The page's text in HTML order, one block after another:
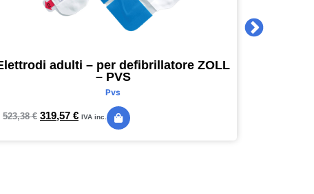
adulti – per defibrillatore ZOLL
– PVS
Pvs
523,38€ 319,57 € IVA inc.